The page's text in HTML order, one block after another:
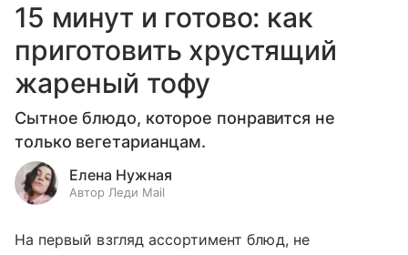
15 минут и готово: как
приготовить хрустящий
жареный тофу
Сытное блюдо, которое понравится не
только вегетарианцам.
Елена Нужная
Автор Леди Mail
На первый взгляд ассортимент блюд, не